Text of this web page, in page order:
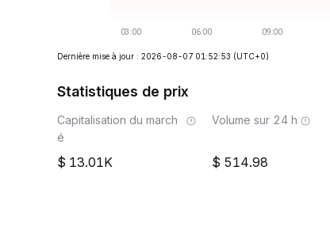
Dernière mise à jour : 2026-08-07 01:52:53 (UTC+0)
Statistiques de prix
Capitalisation du march
é
13.01K
Volume sur 24 h
514.98